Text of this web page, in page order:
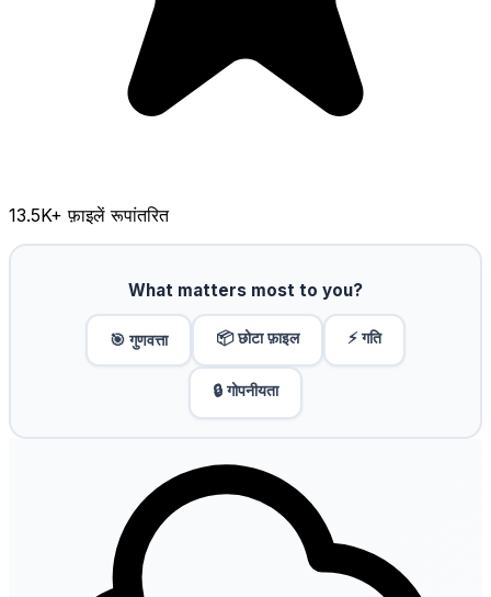
13.5K+ फ़ाइलें रूपांतरित
What matters most to you?
🎯 गुणवत्ता 📦 छोटा फ़ाइल ⚡ गति
🔒 गोपनीयता